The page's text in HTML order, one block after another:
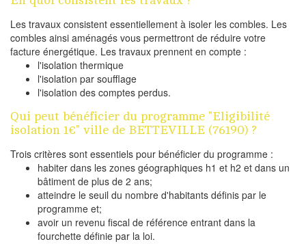
Les travaux consistent essentiellement à isoler les combles. Les
combles ainsi aménagés vous permettront de réduire votre
facture énergétique. Les travaux prennent en compte :
l'isolation thermique
l'isolation par soufflage
l'isolation des comptes perdus.
Qui peut bénéficier du programme "Eligibilité
isolation 1€" ville de BETTEVILLE (76190) ?
Trois critères sont essentiels pour bénéficier du programme :
habiter dans les zones géographiques h1 et h2 et dans un
bâtiment de plus de 2 ans;
atteindre le seuil du nombre d'habitants définis par le
programme et;
avoir un revenu fiscal de référence entrant dans la
fourchette définie par la loi.